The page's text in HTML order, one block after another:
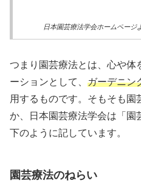
日本園芸療法学会ホームページ
つまり園芸療法とは、心や体
ーションとして、 ガーデニン
用するものです。そもそも園
か、日本園芸療法学会は「園
下のように記しています。
園芸療法のねらい